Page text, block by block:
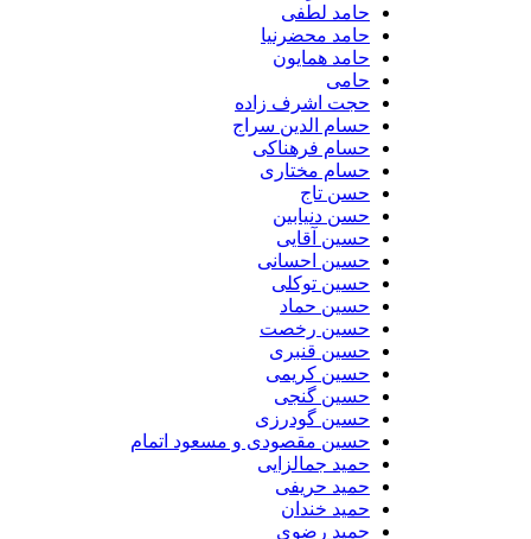
حامد لطفی
حامد محضرنیا
حامد همایون
حجت اشرف زاده
حسام الدین سراج
حسام فرهناکی
حسام مختاری
حسن تاج
حسن دنیابین
حسین آقایی
حسین احسانی
حسین توکلی
حسین حماد
حسین رخصت
حسین قنبری
حسین کریمی
حسین گنجی
حسین گودرزی
حسین مقصودی و مسعود اتمام
حمید جمالزایی
حمید حریفی
حمید خندان
حمید رضوی